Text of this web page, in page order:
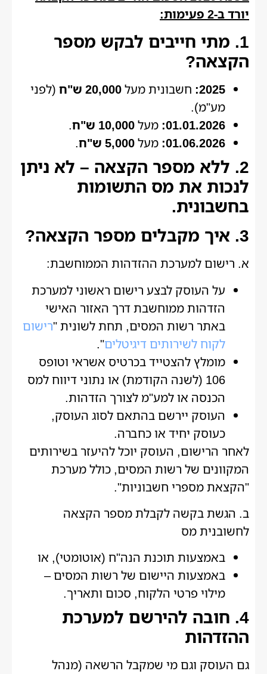
יורד ב-2 פעימות:
1. מתי חייבים לבקש מספר
הקצאה?
2025: חשבונית מעל20,000 ש"ח
(לפני
מע"מ).
01.01.2026: מעל10,000 ש"ח
.
01.06.2026: מעל5,000 ש"ח .
2. ללא מספר הקצאה – לא ניתן
לנכות את מס התשומות
בחשבונית.
3. איך מקבלים מספר הקצאה?
א. רישום למערכת ההזדהות הממוחשבת:
על העוסק לבצע רישום ראשוני למערכת
הזדהות ממוחשבת דרך האזור האישי
באתר רשות המסים, תחת לשונית "רישום
לקוח לשירותים דיגיטלים".
מומלץ להצטייד בכרטיס אשראי וטופס
106 (לשנה הקודמת) או נתוני דיווח למס
הכנסה או למע"מ לצורך הזדהות.
העוסק יירשם בהתאם לסוג העוסק,
כעוסק יחיד או כחברה.
לאחר הרישום, העוסק יוכל להיעזר בשירותים
המקוונים של רשות המסים, כולל מערכת
"הקצאת מספרי חשבוניות".
ב. הגשת בקשה לקבלת מספר הקצאה
לחשובנית מס
באמצעות תוכנת הנה"ח (אוטומטי), או
באמצעות היישום של רשות המסים –
מילוי פרטי הלקוח, סכום ותאריך.
4. חובה להירשם למערכת
ההזדהות
גם העוסק וגם מי שמקבל הרשאה (מנהל